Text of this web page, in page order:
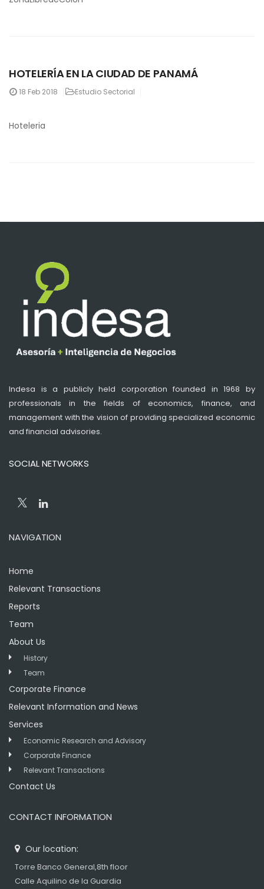
HOTELERÍA EN LA CIUDAD DE PANAMÁ
18 Feb 2018 Estudio Sectorial
Hoteleria
Indesa is a publicly held corporation founded in 1968 by
professionals in the fields of economics, finance, and
management with the vision of providing specialized economic
and financial advisories.
SOCIAL NETWORKS
NAVIGATION
Home
Relevant Transactions
Reports
Team
About Us
History
Team
Corporate Finance
Relevant Information and News
Services
Economic Research and Advisory
Corporate Finance
Relevant Transactions
Contact Us
CONTACT INFORMATION
Our location:
Torre Banco General,8th floor
Calle Aquilino de la Guardia